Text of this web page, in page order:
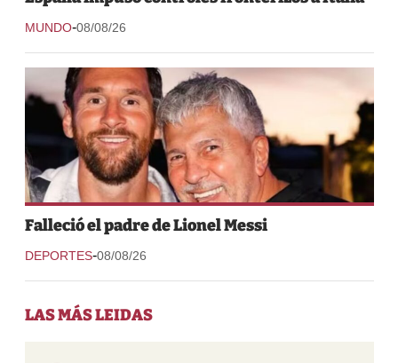
MUNDO-08/08/26
Falleció el padre de Lionel Messi
DEPORTES-08/08/26
LAS MÁS LEIDAS